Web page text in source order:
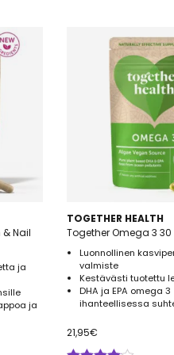
Nail
ja
ja
TOGETHER HEALTH
Together Omega 3 30
Luonnollinen
valmiste
Kestävästi tuotettu
DHA ja EPA omega 3
ihanteellisessa
21,95€